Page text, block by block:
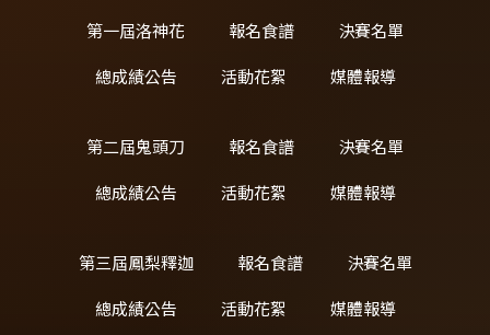
第一屆洛神花 報名食譜
決賽名單
總成績公告
活動花絮 媒體報導
第二屆鬼頭刀 報名食譜
決賽名單
總成績公告
活動花絮 媒體報導
第三屆鳳梨釋迦 報名食譜
決賽名單
總成績公告
活動花絮 媒體報導